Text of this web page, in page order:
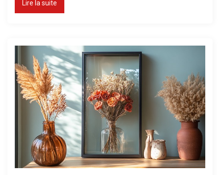
Lire la suite